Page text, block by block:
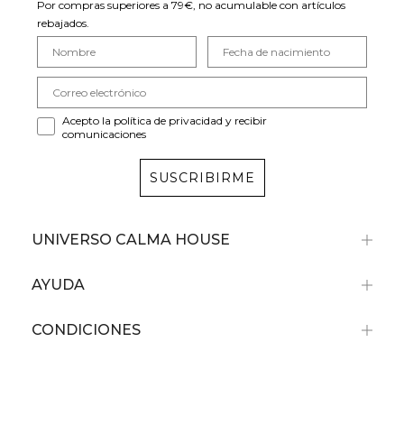
Por compras superiores a 79€, no acumulable con artículos
rebajados.
Acepto la política de privacidad y recibir
comunicaciones
SUSCRIBIRME
UNIVERSO CALMA HOUSE
AYUDA
CONDICIONES